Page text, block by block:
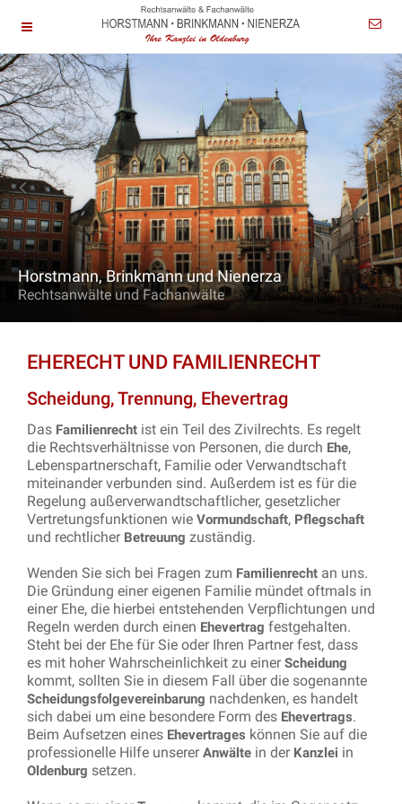
Horstmann, Brinkmann und Nienerza
Rechtsanwälte und Fachanwälte
EHERECHT UND FAMILIENRECHT
Scheidung, Trennung, Ehevertrag
Das Familienrecht ist ein Teil des Zivilrechts. Es regelt
die Rechtsverhältnisse von Personen, die durch Ehe,
Lebenspartnerschaft, Familie oder Verwandtschaft
miteinander verbunden sind. Außerdem ist es für die
Regelung außerverwandtschaftlicher, gesetzlicher
Vertretungsfunktionen wie Vormundschaft, Pflegschaft
und rechtlicher Betreuung zuständig.
Wenden Sie sich bei Fragen zum Familienrecht an uns.
Die Gründung einer eigenen Familie mündet oftmals in
einer Ehe, die hierbei entstehenden Verpflichtungen und
Regeln werden durch einen Ehevertrag festgehalten.
Steht bei der Ehe für Sie oder Ihren Partner fest, dass
es mit hoher Wahrscheinlichkeit zu einerScheidung
kommt, sollten Sie in diesem Fall über die sogenannte
Scheidungsfolgevereinbarung nachdenken, es handelt
sich dabei um eine besondere Form des Ehevertrags.
Beim Aufsetzen eines Ehevertrages können Sie auf die
professionelle Hilfe unsererAnwälte in der Kanzlei in
Oldenburg setzen.